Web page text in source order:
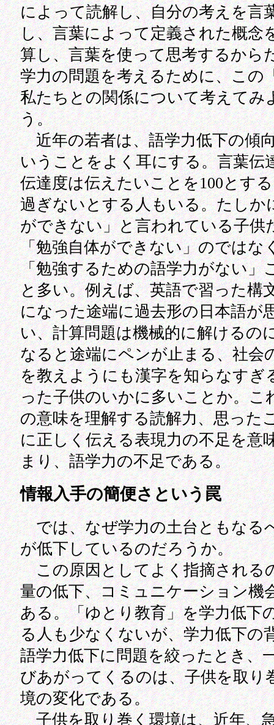
によって読解し、自分の考えを言
し、言葉によって定義された概念
算し、言葉を使って思考するから
学力の問題を考えるために、この
私たちとの関係について考えてみ
う。
近年の若者は、語学力低下の傾
いうことをよく耳にする。言葉伝
伝達度は伝えたいことを100とす
過ぎないとする人もいる。たしか
ができない」と言われている子供
「勉強自体ができない」のではな
「勉強するための語学力がない」
と多い。例えば、英語で習った構
になった途端に過去形の日本語が
い、計算問題は機械的に解けるの
なると途端にペンが止まる、社会
を教えようにも漢字を知らなすぎ
った子供のいかに多いことか。こ
の意味を理解する読解力、思った
に正しく伝える表現力の不足を意
まり、語学力の不足である。
情報入手の簡便さという罠
では、なぜ学力の土台ともなる
が低下しているのだろうか。
この原因としてよく指摘される
量の低下、コミュニケーション機
ある。「ゆとり教育」を学力低下
る人も少なくないが、学力低下の
語学力低下に問題を絞ったとき、
びあがってくるのは、子供を取り
境の変化である。
子供を取り巻く環境は、近年、